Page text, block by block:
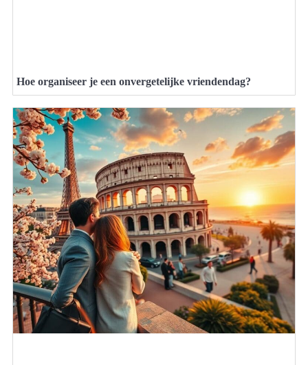
Hoe organiseer je een onvergetelijke vriendendag?